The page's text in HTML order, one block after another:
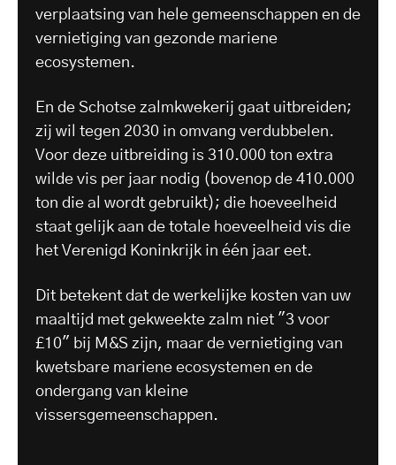
verplaatsing van hele gemeenschappen en de
vernietiging van gezonde mariene
ecosystemen.
En de Schotse zalmkwekerij gaat uitbreiden;
zij wil tegen 2030 in omvang verdubbelen.
Voor deze uitbreiding is 310.000 ton extra
wilde vis per jaar nodig (bovenop de 410.000
ton die al wordt gebruikt); die hoeveelheid
staat gelijk aan de totale hoeveelheid vis die
het Verenigd Koninkrijk in één jaar eet.
Dit betekent dat de werkelijke kosten van uw
maaltijd met gekweekte zalm niet "3 voor
£10" bij M&S zijn, maar de vernietiging van
kwetsbare mariene ecosystemen en de
ondergang van kleine
vissersgemeenschappen.